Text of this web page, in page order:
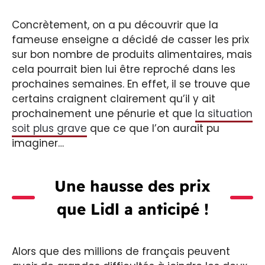
Concrètement, on a pu découvrir que la
fameuse enseigne a décidé de casser les prix
sur bon nombre de produits alimentaires, mais
cela pourrait bien lui être reproché dans les
prochaines semaines. En effet, il se trouve que
certains craignent clairement qu’il y ait
prochainement une pénurie et que la situation
soit plus grave que ce que l’on aurait pu
imaginer…
Une hausse des prix
que Lidl a anticipé !
Alors que des millions de français peuvent